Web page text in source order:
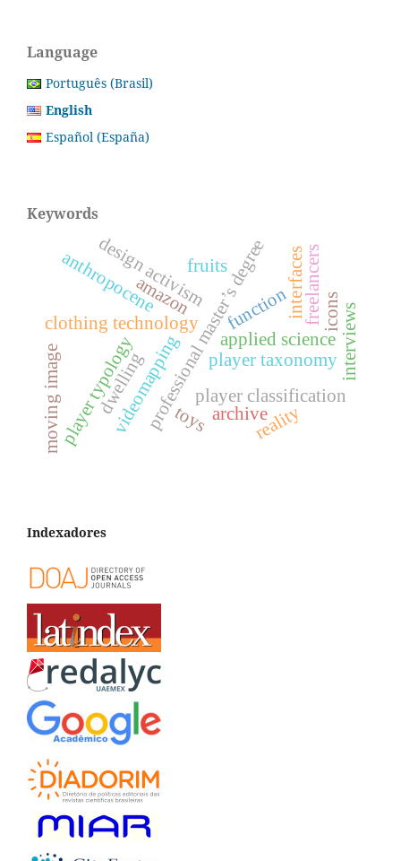
Language
Português (Brasil)
English
Español (España)
Keywords
player classification
professional master’s degreeapplied science
clothing technology
design activism
player typology player taxonomy
videomapping
function
toys archive
moving image
interfaces
anthropocene freelancers
reality
icons
dwelling
fruits
amazon
interviews
Indexadores